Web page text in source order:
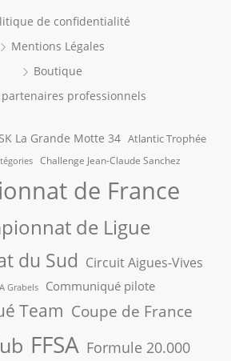
de confidentialité
Mentions Légales
Boutique
partenaires professionnels
La Grande Motte 34 Atlantic Trophée
Challenge Jean-Claude Sanchez
de France
de Ligue
du Sud Circuit Aigues-Vives
Grabels Communiqué pilote
Team Coupe de France
FFSA Formule 20.000